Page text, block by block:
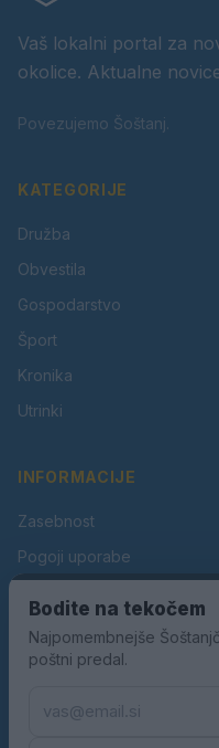
Vaš lokalni portal za
okolice. Aktualne
Povezujemo Šoštanj.
KATEGORIJE
Družba
Obvestila
Gospodarstvo
Šport
Kronika
Utrinki
INFORMACIJE
Zasebnost
Pogoji uporabe
Oglaševanje
Kontakt
Bodite na tekočem
Najpomembnejše
poštni predal.